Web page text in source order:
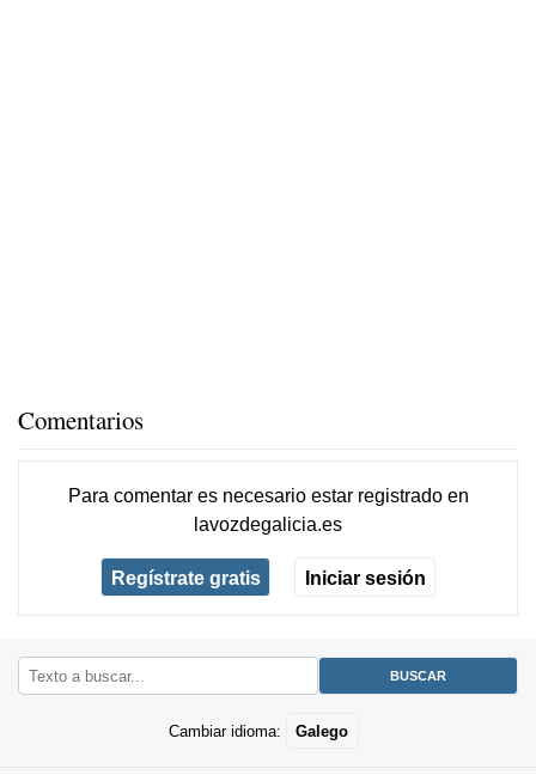
Comentarios
Para comentar es necesario estar registradoen
lavozdegalicia.es
Regístrate gratis Iniciar sesión
Cambiar idioma: Galego